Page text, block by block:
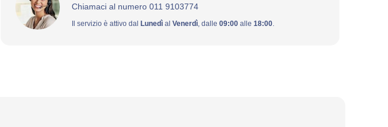
Chiamaci al numero 011 9103774
Il servizio è attivo dal Lunedìal Venerdì, dalle 09:00alle 18:00.